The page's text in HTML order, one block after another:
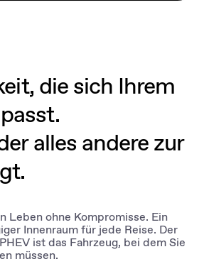
die sich Ihrem
alles andere zur
Leben ohne Kompromisse. Ein
Innenraum für jede Reise. Der
ist das Fahrzeug, bei dem Sie
müssen.